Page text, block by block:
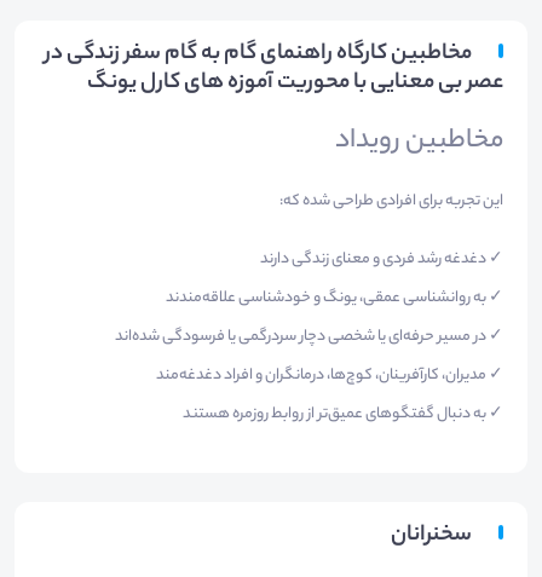
مخاطبین کارگاه راهنمای گام به گام سفر زندگی در
عصر بی معنایی با محوریت آموزه های کارل یونگ
مخاطبین رویداد
این تجربه برای افرادی طراحی شده که:
✓ دغدغه رشد فردی و معنای زندگی دارند
✓ به روانشناسی عمقی، یونگ و خودشناسی علاقه‌مندند
✓ در مسیر حرفه‌ای یا شخصی دچار سردرگمی یا فرسودگی شده‌اند
✓ مدیران، کارآفرینان، کوچ‌ها، درمانگران و افراد دغدغه‌مند
✓ به دنبال گفتگوهای عمیق‌تر از روابط روزمره هستند
سخنرانان